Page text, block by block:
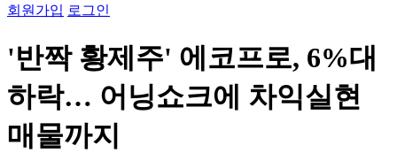
회원가입 로그인
'반짝 황제주' 에코프로, 6%대
하락… 어닝쇼크에 차익실현
매물까지